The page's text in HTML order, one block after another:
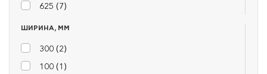
625 (7)
ШИРИНА, ММ
300 (2)
100 (1 )